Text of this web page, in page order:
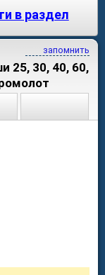
в раздел
запомнить
25, 30, 40, 60,